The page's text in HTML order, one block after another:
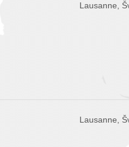
Lausanne,
Lausanne,